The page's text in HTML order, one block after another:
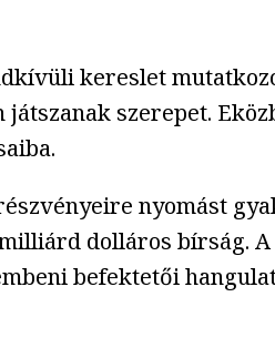
kereslet
szerepet.
nyomást
dolláros bírság.
befektetői